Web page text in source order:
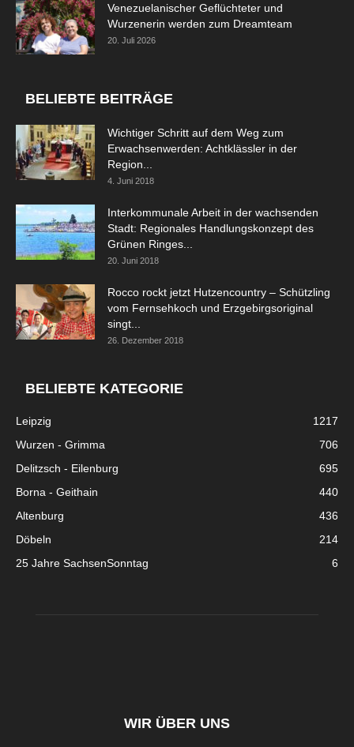
Venezuelanischer Geflüchteter und
Wurzenerin werden zum Dreamteam
20. Juli 2026
BELIEBTE BEITRÄGE
Wichtiger Schritt auf dem Weg zum
Erwachsenwerden: Achtklässler in der
Region...
4. Juni 2018
Interkommunale Arbeit in der wachsenden
Stadt: Regionales Handlungskonzept des
Grünen Ringes...
20. Juni 2018
Rocco rockt jetzt Hutzencountry – Schützling
vom Fernsehkoch und Erzgebirgsoriginal
singt...
26. Dezember 2018
BELIEBTE KATEGORIE
Leipzig
1217
Wurzen - Grimma
706
Delitzsch - Eilenburg
695
Borna - Geithain
440
Altenburg
436
Döbeln
214
25 Jahre SachsenSonntag
6
WIR ÜBER UNS